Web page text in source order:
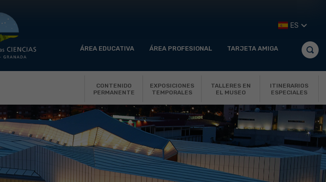
ÁREA EDUCATIVA ÁREA PROFESIONAL TARJETA AMIGA
ES
CONTENIDO
PERMANENTE
EXPOSICIONES
TEMPORALES
TALLERES EN
EL MUSEO
ITINERARIOS
ESPECIALES